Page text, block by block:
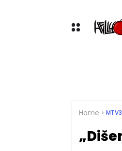
Home MTV3